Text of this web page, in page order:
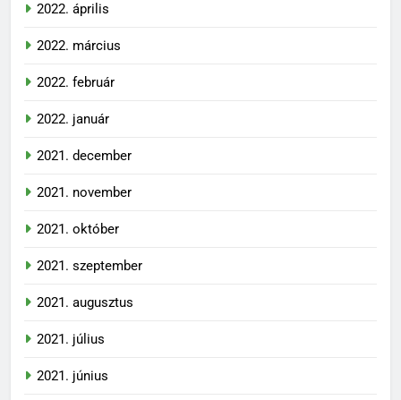
2022. április
2022. március
2022. február
2022. január
2021. december
2021. november
2021. október
2021. szeptember
2021. augusztus
2021. július
2021. június